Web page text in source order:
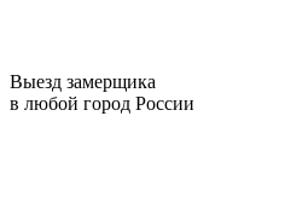
Выезд замерщика
в любой город России